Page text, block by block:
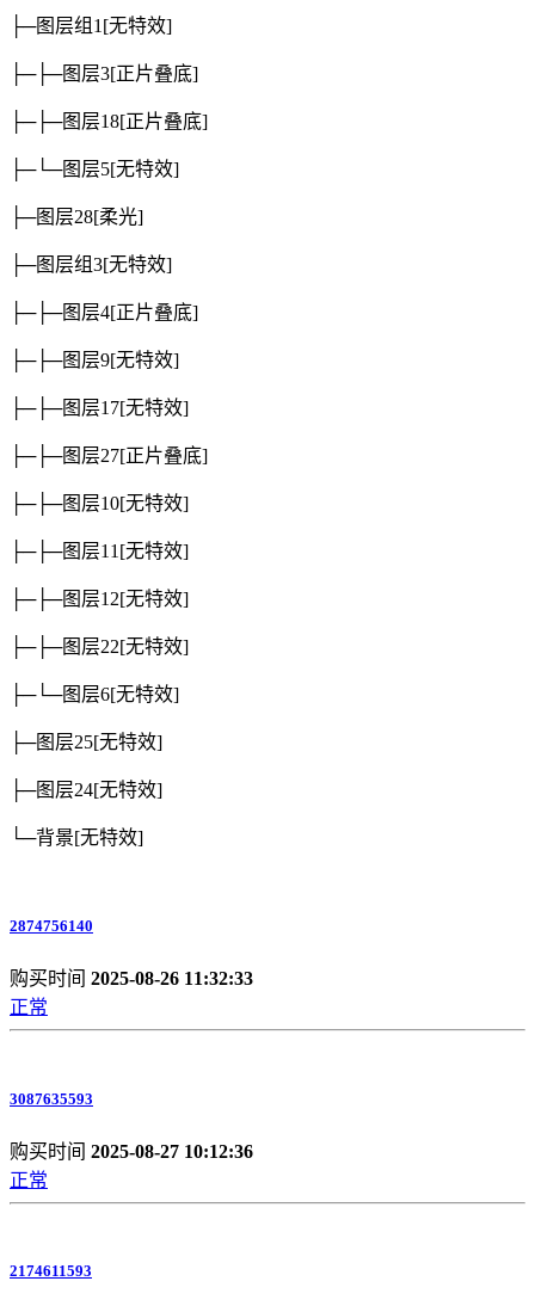
├─图层组1 [无特效]
├─├─图层3[正片叠底]
├─├─图层18[正片叠底]
├─└─图层5[无特效]
├─图层28[柔光]
├─图层组3[无特效]
├─├─图层4[正片叠底]
├─├─图层9[无特效]
├─├─图层17[无特效]
├─├─图层27[正片叠底]
├─├─图层10[无特效]
├─├─图层11 [无特效]
├─├─图层12[无特效]
├─├─图层22[无特效]
├─└─图层6[无特效]
├─图层25[无特效]
├─图层24[无特效]
└─背景[无特效]
2874756140
购买时间 2025-08-26 11:32:33
正常
3087635593
购买时间 2025-08-27 10:12:36
正常
2174611593